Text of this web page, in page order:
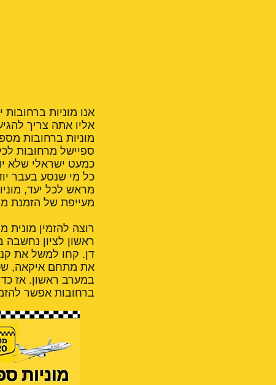
אנו מוניות
אליו אתה צריך
מוניות ברחובות
ספיישל מרחובות
כמעט ישראלי שלא
כל מי שנסע בעבר
מראש לכל יעד,
מעייפת של הזמנת
רוצה להזמין מונית
ראשון לציון
דן. קחו למשל את
את מתחם איקאה,
במערב ראשון. אז
ברחובות אפשר